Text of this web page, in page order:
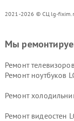
2021-2026 © СЦ lg-
Мы
Ремонт
Ремонт ноутбуков
Ремонт
Ремонт видеостен